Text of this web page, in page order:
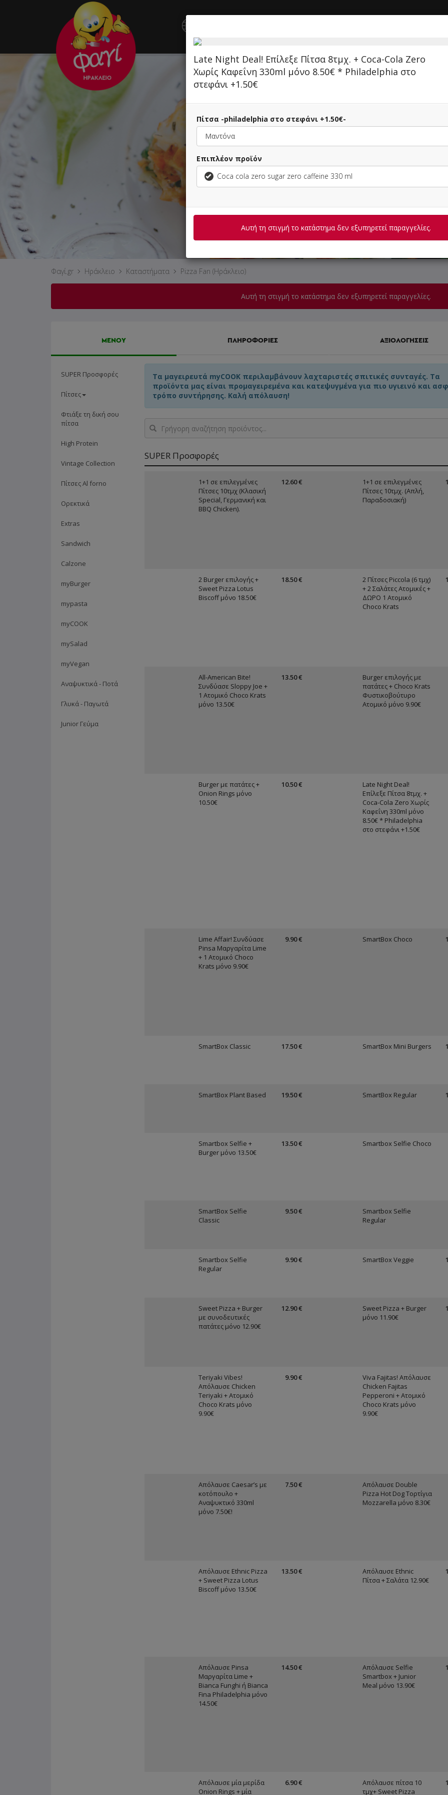
PIZZA FAN (ΗΡΑΚΛΕΙΟ)
Πίτσα - Ζυμαρικά, Fast Food, Μαγειρευτό, Burger, Παγωτό - Γλυκό
6.00+
Φαγί.gr Ηράκλειο Καταστήματα Pizza Fan (Ηράκλειο)
Αυτή τη στιγμή το κατάστημα δεν εξυπηρετεί παραγγελίες.
ΜΕΝΟΥ ΠΛΗΡΟΦΟΡΙΕΣ ΑΞΙΟΛΟΓΗΣΕΙΣ
SUPER Προσφορές
Πίτσες
Φτιάξε τη δική σου
πίτσα
High Protein
Vintage Collection
Πίτσες Al forno
Ορεκτικά
Extras
Sandwich
Calzone
myBurger
mypasta
myCOOK
mySalad
myVegan
Αναψυκτικά - Ποτά
Γλυκά - Παγωτά
Junior Γεύμα
Τα μαγειρευτά myCOOK περιλαμβάνουν λαχταριστές σπιτικές συνταγές. Τα
προϊόντα μας είναι προμαγειρεμένα και κατεψυγμένα για πιο υγιεινό και
τρόπο συντήρησης. Καλή απόλαυση!
Γρήγορη
αναζήτηση
προϊόντος...
SUPER Προσφορές
1+1 σε επιλεγμένες
Πίτσες 10τμχ (Κλασική
Special, Γερμανική και
BBQ Chicken).
12.60 €
1+1 σε επιλεγμένες
Πίτσες 10τμχ. (Απλή,
Παραδοσιακή)
2 Burger επιλογής +
Sweet Pizza Lotus
Biscoff μόνο 18.50€
18.50 €
2 Πίτσες Piccola (6 τμχ)
+ 2 Σαλάτες Ατομικές +
ΔΩΡΟ 1 Ατομικό
Choco Krats
All-American Bite!
Συνδύασε Sloppy Joe +
1 Ατομικό Choco Krats
μόνο 13.50€
13.50 €
Burger επιλογής με
πατάτες + Choco Krats
Φυστικοβούτυρο
Ατομικό μόνο 9.90€
Burger με πατάτες +
Onion Rings μόνο
10.50€
10.50 €
Late Night Deal!
Επίλεξε Πίτσα 8τμχ. +
Coca-Cola Zero Χωρίς
Καφεΐνη 330ml μόνο
8.50€ * Philadelphia
στο στεφάνι +1.50€
Lime Affair! Συνδύασε
Pinsa Μαργαρίτα Lime
+ 1 Ατομικό Choco
Krats μόνο 9.90€
9.90 € SmartBox Choco
SmartBox Classic 17.50 € SmartBox Mini Burgers
SmartBox Plant Based 19.50 € SmartBox Regular
Smartbox Selfie +
Burger μόνο 13.50€
13.50 € Smartbox Selfie Choco
SmartBox Selfie
Classic
9.50 €
Smartbox Selfie
Regular
Smartbox Selfie
Regular
9.90 € SmartBox Veggie
Sweet Pizza + Burger
με συνοδευτικές
πατάτες μόνο 12.90€
12.90 €
Sweet Pizza + Burger
μόνο 11.90€
Teriyaki Vibes!
Απόλαυσε Chicken
Teriyaki + Ατομικό
Choco Krats μόνο
9.90€
9.90 €
Viva Fajitas! Απόλαυσε
Chicken Fajitas
Pepperoni + Ατομικό
Choco Krats μόνο
9.90€
Απόλαυσε Caesar’s με
κοτόπουλο +
Αναψυκτικό 330ml
μόνο 7.50€!
7.50 €
Απόλαυσε Double
Pizza Hot Dog Τορτίγια
Mozzarella μόνο 8.30€
Απόλαυσε Ethnic Pizza
+ Sweet Pizza Lotus
Biscoff μόνο 13.50€
13.50 €
Απόλαυσε Ethnic
Πίτσα + Σαλάτα 12.90€
Απόλαυσε Pinsa
Μαργαρίτα Lime +
Bianca Funghi ή Bianca
Fina Philadelphia μόνο
14.50€
14.50 €
Απόλαυσε Selfie
Smartbox + Junior
Meal μόνο 13.90€
Απόλαυσε μία μερίδα
Onion Rings + μία
6.90 €
Απόλαυσε πίτσα 10
τμχ+ Sweet Pizza
Late Night Deal! Επίλεξε Πίτσα 8τμχ. + Coca-Cola Zero
Χωρίς Καφεΐνη 330ml μόνο 8.50€ * Philadelphia στο
στεφάνι +1.50€
Πίτσα -philadelphia στο στεφάνι +1.50€-
Επιπλέον προϊόν
Coca cola zero sugar zero caffeine 330 ml
Αυτή τη στιγμή το κατάστημα δεν εξυπηρετεί παραγγελίες.